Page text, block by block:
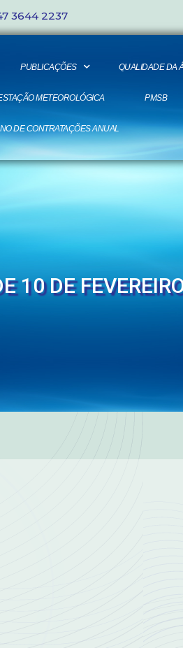
3644 2237
PUBLICAÇÕES QUALIDADE DA
METEOROLÓGICA PMSB
DE CONTRATAÇÕES ANUAL
10 DE